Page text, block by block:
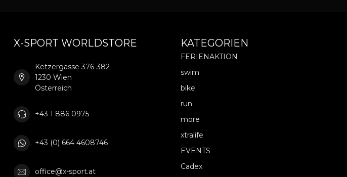
X-SPORT WORLDSTORE
Ketzergasse 376-382
1230 Wien
Österreich
+43 1 886 0975
+43 (0) 664 4608746
office@x-sport.at
KATEGORIEN
FERIENAKTION
swim
bike
run
more
xtralife
EVENTS
Cadex